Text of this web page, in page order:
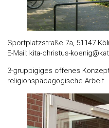
Sportplatzstraße 7a, 51147
E-Mail: kita-christus-
3-gruppigiges offenes
religionspädagogische Arbeit